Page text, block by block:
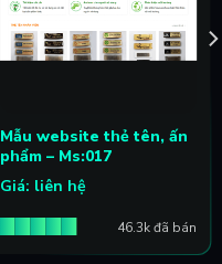
Mẫu website thẻ tên, ấn
phẩm – Ms:017
Giá: liên hệ
46.3k đã bán